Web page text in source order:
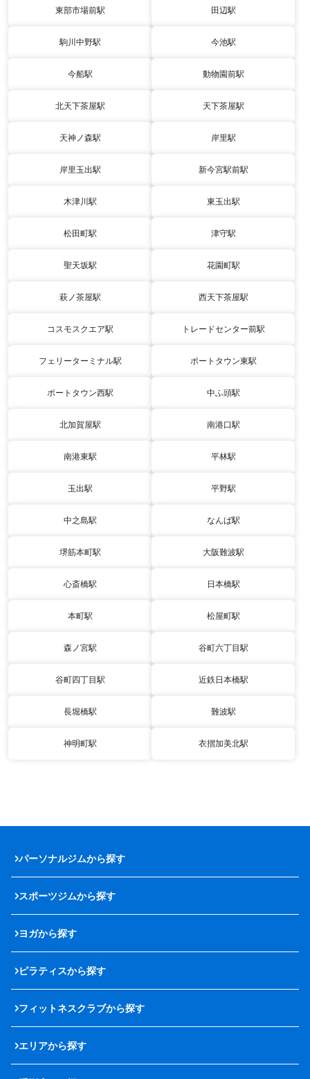
東部市場前駅 田辺駅
駒川中野駅 今池駅
今船駅 動物園前駅
北天下茶屋駅 天下茶屋駅
天神ノ森駅 岸里駅
岸里玉出駅 新今宮駅前駅
木津川駅 東玉出駅
松田町駅 津守駅
聖天坂駅 花園町駅
萩ノ茶屋駅 西天下茶屋駅
コスモスクエア駅 トレードセンター前駅
フェリーターミナル駅 ポートタウン東駅
ポートタウン西駅 中ふ頭駅
北加賀屋駅 南港口駅
南港東駅 平林駅
玉出駅 平野駅
中之島駅 なんば駅
堺筋本町駅 大阪難波駅
心斎橋駅 日本橋駅
本町駅 松屋町駅
森ノ宮駅 谷町六丁目駅
谷町四丁目駅 近鉄日本橋駅
長堀橋駅 難波駅
神明町駅 衣摺加美北駅
パーソナルジムから探す
スポーツジムから探す
ヨガから探す
ピラティスから探す
フィットネスクラブから探す
エリアから探す